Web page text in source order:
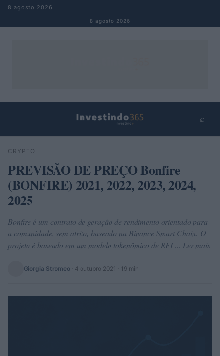
Pular para o conteúdo
8 agosto 2026
8 agosto 2026
⌕
Buscar
CRYPTO
PREVISÃO DE PREÇO Bonfire
(BONFIRE) 2021, 2022, 2023, 2024,
2025
Bonfire é um contrato de geração de rendimento orientado para
a comunidade, sem atrito, baseado na Binance Smart Chain. O
projeto é baseado em um modelo tokenômico de RFI ... Ler mais
Giorgia Stromeo · 4 outubro 2021 · 19 min